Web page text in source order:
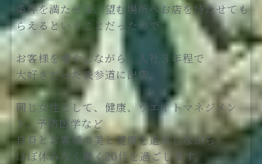
条件を満たせば、望む場所へお店を持たせても
らえるということだったので
お客様を増やしながら、入社３年程で
大好きだった表参道に出店。
同じ女性として、健康、ウエイトマネジメン
ト、予防医学など
自身とお客様の美と健康を追求しながら
ほぼ休みなく働く20代を過ごします。